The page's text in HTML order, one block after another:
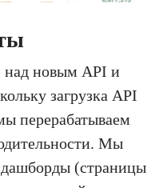
новым API и
загрузка API
перерабатываем
Мы
(страницы